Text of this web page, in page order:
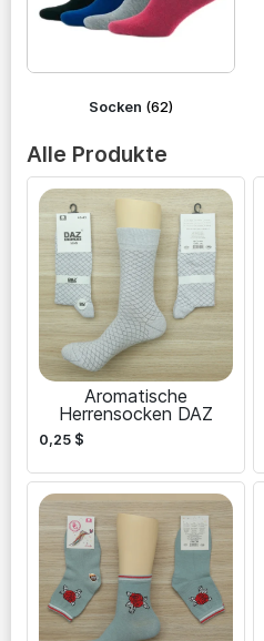
Socken (62)
Alle Produkte
Aromatische
Herrensocken DAZ
0,25 $